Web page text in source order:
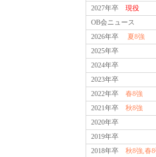
2027年卒 現役
OB会ニュース
2026年卒
夏8強
2025年卒
2024年卒
2023年卒
2022年卒 春8強
2021年卒 秋8強
2020年卒
2019年卒
2018年卒 秋8強,春8